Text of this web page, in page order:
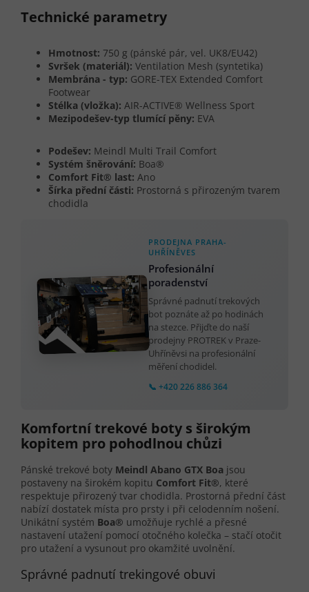
Technické parametry
Hmotnost: 750 g (pánské pár, vel. UK8/EU42)
Svršek (materiál): Ventilation Mesh (syntetika)
Membrána - typ: GORE-TEX Extended Comfort
Footwear
Stélka (vložka): AIR-ACTIVE® Wellness Sport
Mezipodešev-typ tlumící pěny: EVA
Podešev: Meindl Multi Trail Comfort
Systém šněrování: Boa®
Comfort Fit® last: Ano
Šírka přední části: Prostorná s přirozeným tvarem
chodidla
PRODEJNA PRAHA-
UHŘÍNĚVES
Profesionální
poradenství
Správné padnutí trekových
bot poznáte až po hodinách
na stezce. Přijďte do naší
prodejny PROTREK v Praze-
Uhříněvsi na profesionální
měření chodidel.
📞 +420 226 886 364
Komfortní trekové boty s širokým
kopitem pro pohodlnou chůzi
Pánské trekové boty Meindl Abano GTX Boa jsou
postaveny na širokém kopitu Comfort Fit®, které
respektuje přirozený tvar chodidla. Prostorná přední část
nabízí dostatek místa pro prsty i při celodenním nošení.
Unikátní systém Boa® umožňuje rychlé a přesné
nastavení utažení pomocí otočného kolečka – stačí otočit
pro utažení a vysunout pro okamžité uvolnění.
Správné padnutí trekingové obuvi